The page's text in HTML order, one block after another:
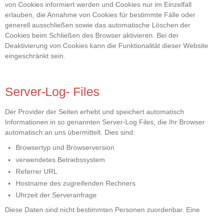
von Cookies informiert werden und Cookies nur im Einzelfall
erlauben, die Annahme von Cookies für bestimmte Fälle oder
generell ausschließen sowie das automatische Löschen der
Cookies beim Schließen des Browser aktivieren. Bei der
Deaktivierung von Cookies kann die Funktionalität dieser Website
eingeschränkt sein.
Server-Log- Files
Der Provider der Seiten erhebt und speichert automatisch
Informationen in so genannten Server-Log Files, die Ihr Browser
automatisch an uns übermittelt. Dies sind:
Browsertyp und Browserversion
verwendetes Betriebssystem
Referrer URL
Hostname des zugreifenden Rechners
Uhrzeit der Serveranfrage
Diese Daten sind nicht bestimmten Personen zuordenbar. Eine